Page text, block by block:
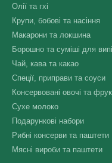
Олії та гхі
Крупи, бобові та насіння
Макарони та локшина
Борошно та суміші для
Чай, кава та какао
Спеції, приправи та соуси
Консервовані овочі та
Сухе молоко
Подарункові набори
Рибні консерви та паштети
Мясні вироби та паштети